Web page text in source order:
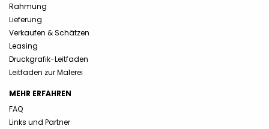
Rahmung
Lieferung
Verkaufen & Schätzen
Leasing
Druckgrafik-Leitfaden
Leitfaden zur Malerei
MEHR ERFAHREN
FAQ
Links und Partner